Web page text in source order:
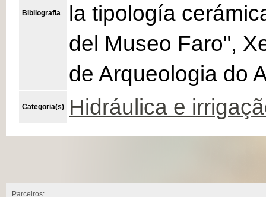
Bibliografia
la tipología
del Museo Faro",
de Arqueologia do
Categoria(s) Hidráulica e
Parceiros: